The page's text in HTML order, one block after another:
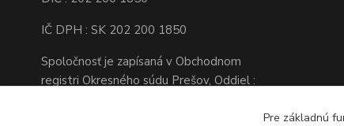
IČ DPH : SK 202 200 1850
Spoločnosť je zapísaná v Obchodnom
registri Okresného súdu Prešov, Oddiel :
Pre základnú